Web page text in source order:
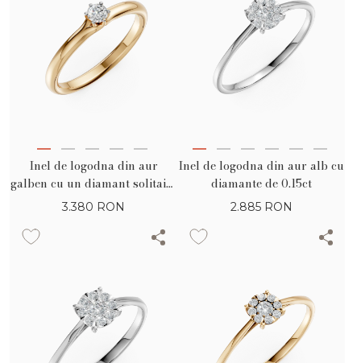
Inel de logodna din aur
galben cu un diamant solitaire
de 0.1ct
3.380 RON
Inel de logodna din aur alb cu
diamante de 0.15ct
2.885 RON